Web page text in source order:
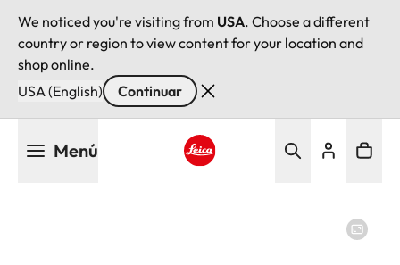
We noticed you're visiting from USA. Choose a different
country or region to view content for your location and
shop online.
USA (English)
Continuar
Menú